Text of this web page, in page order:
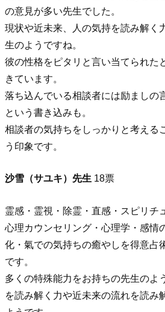
の意見が多い先生でした。
現状や近未来、人の気持を読み解く
生のようですね。
彼の性格をピタリと言い当てられた
きています。
落ち込んでいる相談者には励ましの
という書き込みも。
相談者の気持ちをしっかりと考える
う印象です。
沙雪（サユキ）先生 18票
霊感・霊視・除霊・直感・スピリチ
心理カウンセリング・心理学・感情
化・氣での気持ちの癒やしを得意占
です。
多くの特殊能力をお持ちの先生のよ
を読み解く力や近未来の流れを読み